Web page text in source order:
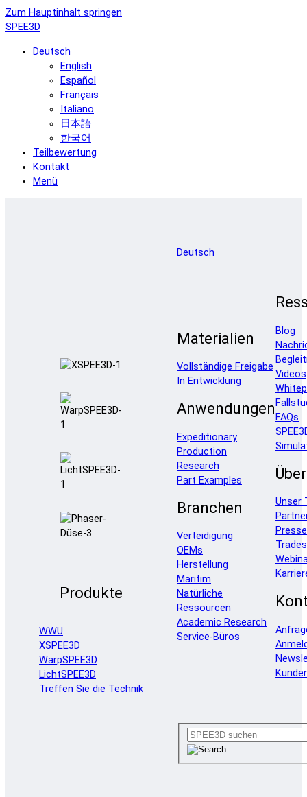
Zum Hauptinhalt springen
SPEE3D
Deutsch
English
Español
Français
Italiano
日本語
한국어
Teilbewertung
Kontakt
Menü
Produkte
WWU
XSPEE3D
WarpSPEE3D
LichtSPEE3D
Treffen Sie die Technik
Deutsch
Materialien
Vollständige Freigabe
In Entwicklung
Anwendungen
Expeditionary
Production
Research
Part Examples
Branchen
Verteidigung
OEMs
Herstellung
Maritim
Natürliche
Ressourcen
Academic Research
Service-Büros
Blog
Videos
FAQs
Über
Unser